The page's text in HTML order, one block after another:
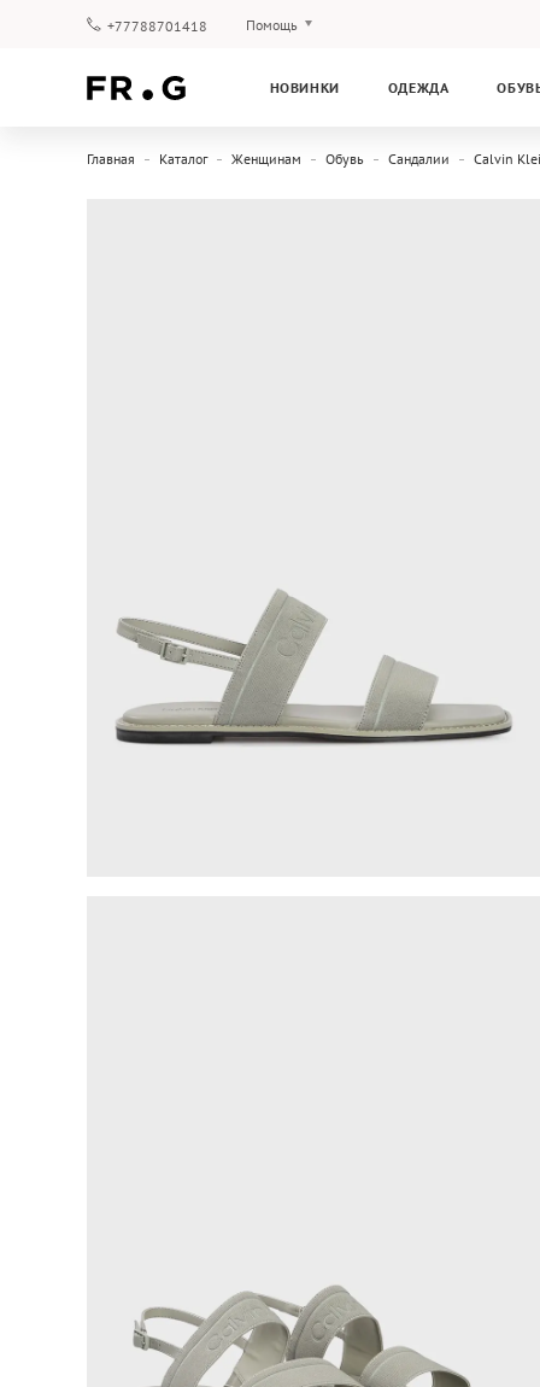
+77788701418 Помощь
НОВИНКИ ОДЕЖДА
Главная Каталог Женщинам Обувь Сандалии Calvin